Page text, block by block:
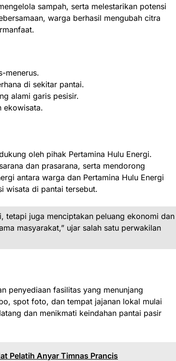
sampah, serta melestarikan potensi
warga berhasil mengubah citra
menerus.
di sekitar pantai.
alami garis pesisir.
ekowisata.
oleh pihak Pertamina Hulu Energi.
dan prasarana, serta mendorong
antara warga dan Pertamina Hulu Energi
wisata di pantai tersebut.
tetapi juga menciptakan peluang ekonomi dan
masyarakat,” ujar salah satu perwakilan
penyediaan fasilitas yang menunjang
spot foto, dan tempat jajanan lokal mulai
dan menikmati keindahan pantai pasir
Pelatih Anyar Timnas Prancis